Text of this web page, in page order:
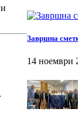
Завршна
14 ноември